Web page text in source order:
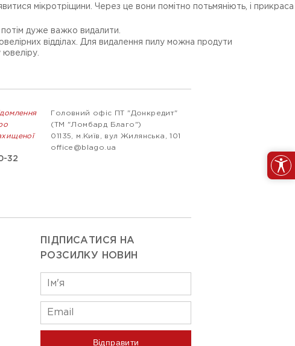
мікротріщини. Через це вони помітно потьмяніють, і прикраса
дуже важко видалити.
відділах. Для видалення пилу можна продути
32
Головний офіс ПТ "Донкредит"
(ТМ "Ломбард Благо")
01135, м.Київ, вул Жилянська, 101
office@blago.ua
ПІДПИСАТИСЯ НА
РОЗСИЛКУ НОВИН
Відправити